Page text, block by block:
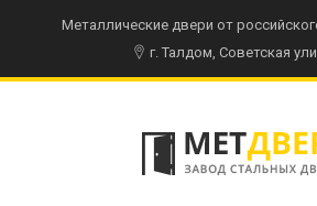
Металлические двери от
г. Талдом, Советская